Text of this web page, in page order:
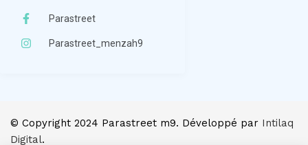
Parastreet
Parastreet_menzah9
© Copyright 2024 Parastreet m9. Développé par Intilaq
Digital.